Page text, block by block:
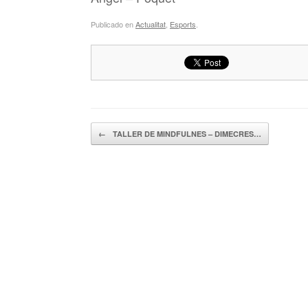
Publicado enActualitat Esports
Navegador de artículos
← TALLER DE MINDFULNES – DIMECRES…